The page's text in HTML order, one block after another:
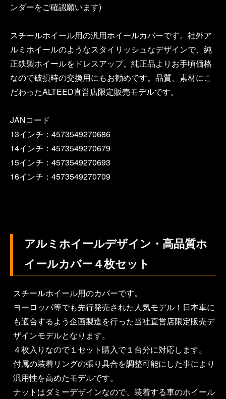
ンダーをご確認願います)
スチールホイール用の汎用ホイールカバーです。社外ア
ルミホイールのようなスタイリッシュなデザインで、純
正鉄製ホイールをドレスアップ。純正品よりお手頃価格
なので破損時の交換用にもお勧めです。品質、素材にこ
だわったALTEED直営店限定販売モデルです。
JANコード
13インチ：4573549270686
14インチ：4573549270679
15インチ：4573549270693
16インチ：4573549270709
アルミホイールデザイン・高品質ホ
イールカバー４枚セット
スチールホイール用のカバーです。
ヨーロッパ等でも先行発売された人気モデル！日本車に
も適合するよう企画製造を行った当社直営店限定販売デ
ザインモデルとなります。
４枚入りなので１セット購入で１台分に対応します。
付属の装着リングの張り具合を調整可能にした事により
汎用性を高めたモデルです。
ナットはダミーデザインなので、装着する車のホイール